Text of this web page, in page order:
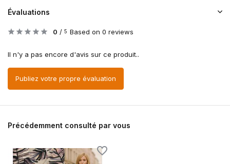
Évaluations
0 / 5 Based on 0 reviews
Il n'y a pas encore d'avis sur ce produit..
Publiez votre propre évaluation
Précédemment consulté par vous